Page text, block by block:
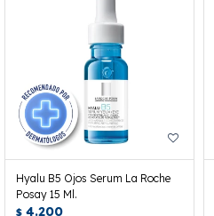
Hyalu B5 Ojos Serum La Roche
Posay 15 Ml.
$ 4.200